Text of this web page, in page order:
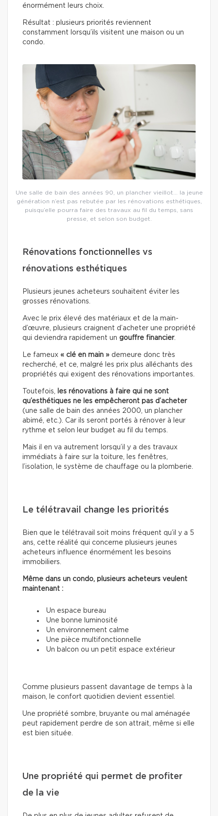
énormément leurs choix.
Résultat : plusieurs priorités reviennent
constamment lorsqu’ils visitent une maison ou un
condo.
Une salle de bain des années 90, un plancher vieillot… la jeune
génération n’est pas rebutée par les rénovations esthétiques,
puisqu’elle pourra faire des travaux au fil du temps, sans
presse, et selon son budget.
Rénovations fonctionnelles vs
rénovations esthétiques
Plusieurs jeunes acheteurs souhaitent éviter les
grosses rénovations.
Avec le prix élevé des matériaux et de la main-
d’œuvre, plusieurs craignent d’acheter une propriété
qui deviendra rapidement un gouffre financier.
Le fameux « clé en main » demeure donc très
recherché, et ce, malgré les prix plus alléchants des
propriétés qui exigent des rénovations importantes.
Toutefois,
les rénovations à faire qui ne sont
qu’esthétiques ne les empêcheront pas d’acheter
(une salle de bain des années 2000, un plancher
abimé, etc.). Car ils seront portés à rénover à leur
rythme et selon leur budget au fil du temps.
Mais il en va autrement lorsqu’il y a des travaux
immédiats à faire sur la toiture, les fenêtres,
l’isolation, le système de chauffage ou la plomberie.
Le télétravail change les priorités
Bien que le télétravail soit moins fréquent qu’il y a 5
ans, cette réalité qui concerne plusieurs jeunes
acheteurs influence énormément les besoins
immobiliers.
Même dans un condo, plusieurs acheteurs veulent
maintenant :
Un espace bureau
Une bonne luminosité
Un environnement calme
Une pièce multifonctionnelle
Un balcon ou un petit espace extérieur
Comme plusieurs passent davantage de temps à la
maison, le confort quotidien devient essentiel.
Une propriété sombre, bruyante ou mal aménagée
peut rapidement perdre de son attrait, même si elle
est bien située.
Une propriété qui permet de profiter
de la vie